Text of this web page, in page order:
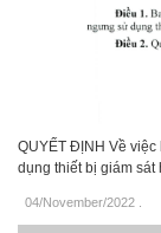
QUYẾT ĐỊNH Về
dụng thiết bị giám sát
04/November/2022